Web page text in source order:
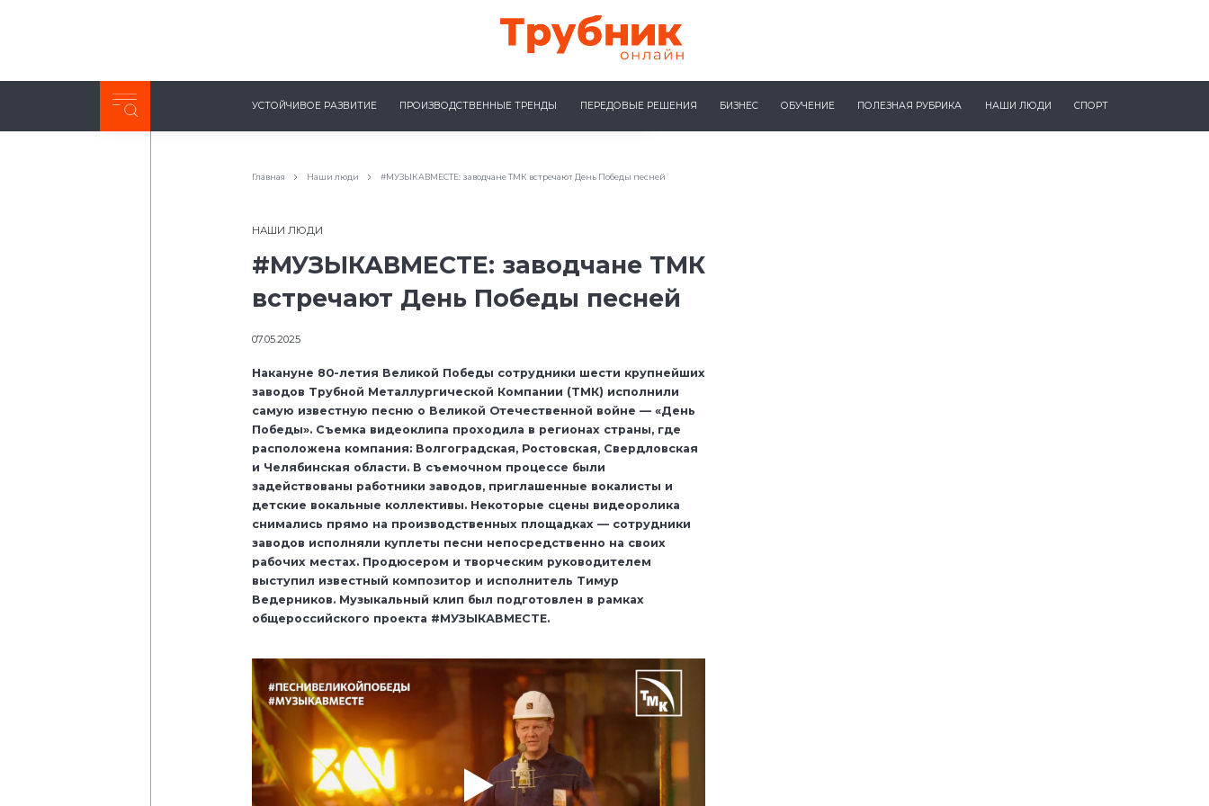
Неделя с ТМК. Выпуск №27 (225)
УСТОЙЧИВОЕ РАЗВИТИЕ ПРОИЗВОДСТВЕННЫЕ ТРЕНДЫ ПЕРЕДОВЫЕ РЕШЕНИЯ БИЗНЕС ОБУЧЕНИЕ ПОЛЕЗНАЯ РУБРИКА НАШИ ЛЮДИ СПОРТ
Главная Наши люди #МУЗЫКАВМЕСТЕ: заводчане ТМК встречают День Победы песней
НАШИ ЛЮДИ
#МУЗЫКАВМЕСТЕ: заводчане ТМК
встречают День Победы песней
07.05.2025
Накануне 80-летия Великой Победы сотрудники шести крупнейших
заводов Трубной Металлургической Компании (ТМК) исполнили
самую известную песню о Великой Отечественной войне — «День
Победы». Съемка видеоклипа проходила в регионах страны, где
расположена компания: Волгоградская, Ростовская, Свердловская
и Челябинская области. В съемочном процессе были
задействованы работники заводов, приглашенные вокалисты и
детские вокальные коллективы. Некоторые сцены видеоролика
снимались прямо на производственных площадках — сотрудники
заводов исполняли куплеты песни непосредственно на своих
рабочих местах. Продюсером и творческим руководителем
выступил известный композитор и исполнитель Тимур
Ведерников. Музыкальный клип был подготовлен в рамках
общероссийского проекта #МУЗЫКАВМЕСТЕ.